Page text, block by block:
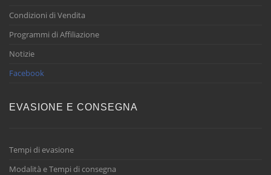
Condizioni di Vendita
Programmi di Affiliazione
Notizie
Facebook
EVASIONE E CONSEGNA
Tempi di evasione
Modalità e Tempi di consegna